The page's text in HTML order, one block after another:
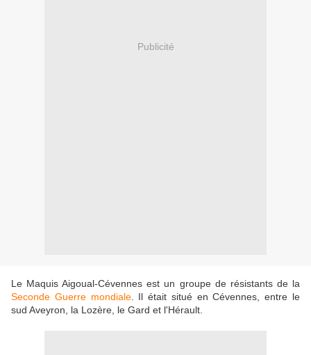
Publicité
Le Maquis Aigoual-Cévennes est un groupe de résistants de la
Seconde Guerre mondiale. Il était situé en Cévennes, entre le
sud Aveyron, la Lozère, le Gard et l'Hérault.